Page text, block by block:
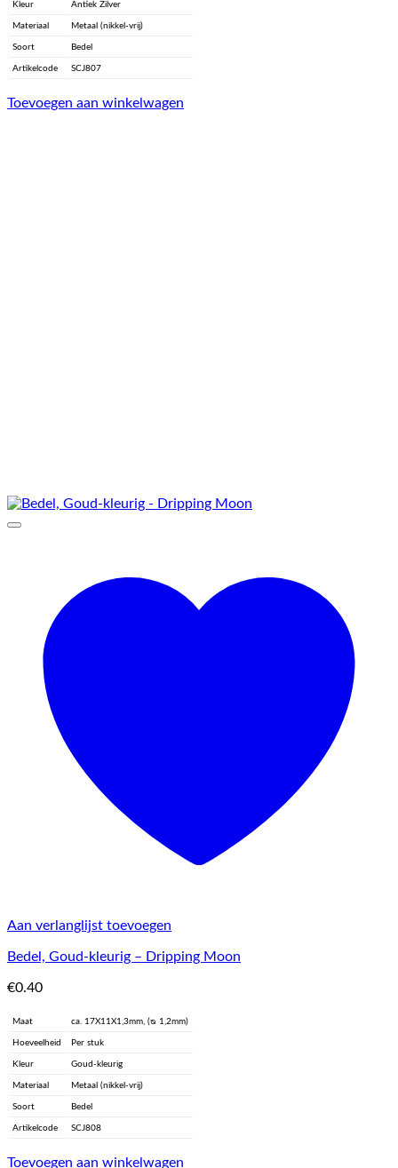
Kleur Antiek Zilver
Materiaal Metaal (nikkel-vrij)
Soort Bedel
Artikelcode SCJ807
Toevoegen aan winkelwagen
Aan verlanglijst toevoegen
Bedel, Goud-kleurig – Dripping Moon
€0.40
Maat ca. 17X11X1,3mm, (ᴓ 1,2mm)
Hoeveelheid Per stuk
Kleur Goud-kleurig
Materiaal Metaal (nikkel-vrij)
Soort Bedel
Artikelcode SCJ808
Toevoegen aan winkelwagen